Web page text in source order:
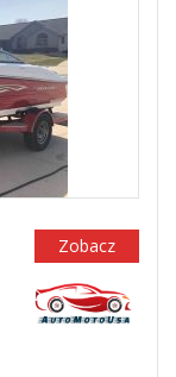
Zobacz